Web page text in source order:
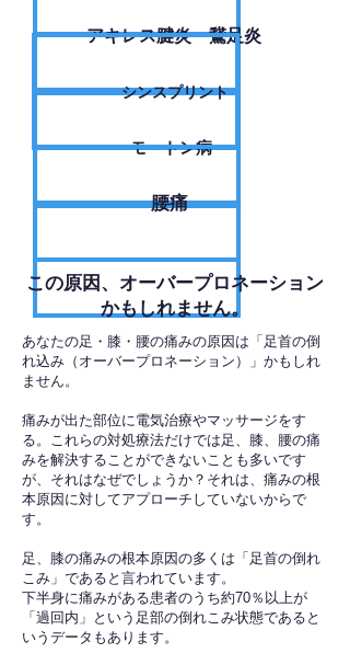
アキレス腱炎・鵞足炎
シンスプリント
モートン病
腰痛
​この原因、オーバープロネーション
かもしれません。
あなたの足・膝・腰の痛みの原因は「足首の倒
れ込み（オーバープロネーション）」かもしれ
ません。
痛みが出た部位に電気治療やマッサージをす
る。これらの対処療法だけでは足、膝、腰の痛
みを解決することができないことも多いです
が、それはなぜでしょうか？それは、痛みの根
本原因に対してアプローチしていないからで
す。
足、膝の痛みの根本原因の多くは「足首の倒れ
こみ」であると言われています。
下半身に痛みがある患者のうち約70％以上が
「過回内」という足部の倒れこみ状態であると
いうデータもあります。